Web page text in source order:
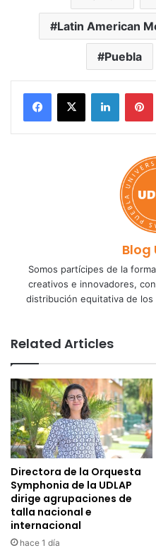
Latin American
Puebla
LinkedIn
Blog
Somos partícipes de la
creativos e innovadores,
distribución equitativa de los
Related Articles
Directora de la Orquesta
Symphonia de la UDLAP
dirige agrupaciones de
talla nacional e
internacional
hace 1 día